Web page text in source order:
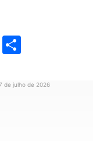
Telegram
de julho de 2026